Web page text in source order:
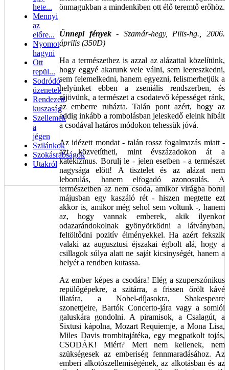
önmagukban a mindenkiben ott élő teremtő erőhöz.
Ünnepi fények- Szamár-hegy, Pilis-hg., 2006.
április (350D)
Ha a természethez is azzal az alázattal közelítünk,
hogy eggyé akarunk vele válni, sem leereszkedni,
sem felemelkedni, hanem egyezni, felismerhetjük a
helyünket ebben a zseniális rendszerben, és
rájövünk, a természet a csodatevő képességet ránk,
az emberre ruházta. Talán pont azért, hogy az
eddig inkább a rombolásban jeleskedő eleink hibáit
a csodával határos módokon tehessük jóvá.
Az idézett mondat - talán rossz fogalmazás miatt -
azt közvetítheti, mint évszázadokon át a
katekizmus. Borulj le - jelen esetben - a természet
nagysága előtt! A tisztelet és az alázat nem
leborulás, hanem elfogadó azonosulás. A
természetben az nem csoda, amikor virágba borul
májusban egy kaszáló rét - hiszen megtette ezt
akkor is, amikor még sehol sem voltunk -, hanem
az, hogy vannak emberek, akik ilyenkor
odazarándokolnak gyönyörködni a látványban,
feltöltődni pozitív élményekkel. Ha azért fekszik
valaki az augusztusi éjszakai égbolt alá, hogy a
csillagok súlya alatt ne saját kicsinységét, hanem a
helyét a rendben kutassa.
Az ember képes a csodára! Elég a szuperszónikus
repülőgépekre, a szitárra, a frissen őrölt kávé
illatára, a Nobel-díjasokra, Shakespeare
szonettjeire, Bartók Concerto-jára vagy a somlói
galuskára gondolni. A piramisok, a Csalagút, a
Sixtusi kápolna, Mozart Requiemje, a Mona Lisa,
Miles Davis trombitajátéka, egy megpatkolt tojás,
CSODÁK! Miért? Mert nem kellenek, nem
szükségesek az emberiség fennmaradásához. Az
emberi alkotószellemiségének, az alkotásban és az
hete...
Mennyi
az
előre...
Nyomot
hagyni
Ott
repül...
Sodródó
üzenetek
Rendezett
kuszaság
Szellemek
a
jégen
Szilánkok
Szokásrabságok
Utakról